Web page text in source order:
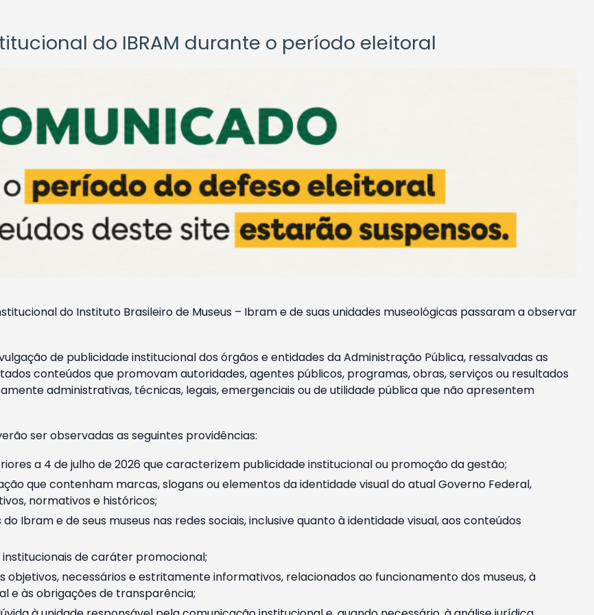
do IBRAM durante o período eleitoral
do Instituto Brasileiro de Museus – Ibram e de suas unidades museológicas passaram a observar
de publicidade institucional dos órgãos e entidades da Administração Pública, ressalvadas as
conteúdos que promovam autoridades, agentes públicos, programas, obras, serviços ou resultados
administrativas, técnicas, legais, emergenciais ou de utilidade pública que não apresentem
ser observadas as seguintes providências:
a 4 de julho de 2026 que caracterizem publicidade institucional ou promoção da gestão;
que contenham marcas, slogans ou elementos da identidade visual do atual Governo Federal,
normativos e históricos;
Ibram e de seus museus nas redes sociais, inclusive quanto à identidade visual, aos conteúdos
de caráter promocional;
necessários e estritamente informativos, relacionados ao funcionamento dos museus, à
e às obrigações de transparência;